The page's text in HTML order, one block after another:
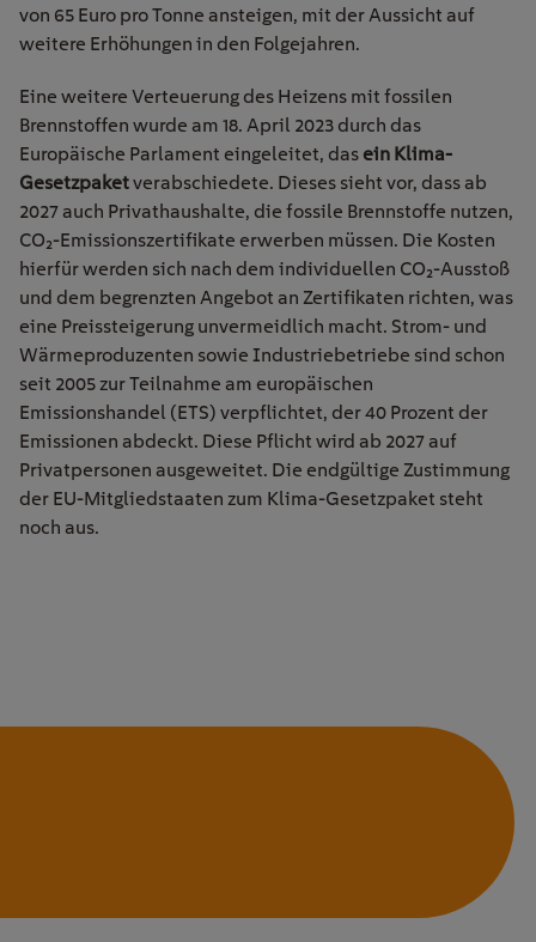
von 65 Euro pro Tonne ansteigen, mit der Aussicht auf
weitere Erhöhungen in den Folgejahren.
Eine weitere Verteuerung des Heizens mit fossilen
Brennstoffen wurde am 18. April 2023 durch das
Europäische Parlament eingeleitet, das ein Klima-
Gesetzpaketverabschiedete. Dieses sieht vor, dass ab
2027 auch Privathaushalte, die fossile Brennstoffe nutzen,
CO₂-Emissionszertifikate erwerben müssen. Die Kosten
hierfür werden sich nach dem individuellen CO₂-Ausstoß
und dem begrenzten Angebot an Zertifikaten richten, was
eine Preissteigerung unvermeidlich macht. Strom- und
Wärmeproduzenten sowie Industriebetriebe sind schon
seit 2005 zur Teilnahme am europäischen
Emissionshandel (ETS) verpflichtet, der 40 Prozent der
Emissionen abdeckt. Diese Pflicht wird ab 2027 auf
Privatpersonen ausgeweitet. Die endgültige Zustimmung
der EU-Mitgliedstaaten zum Klima-Gesetzpaket steht
noch aus.